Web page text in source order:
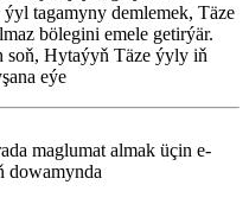
tagamyny demlemek, Täze
bölegini emele getirýär.
soň, Hytaýyň Täze ýyly iň
eýe
maglumat almak üçin e-
dowamynda